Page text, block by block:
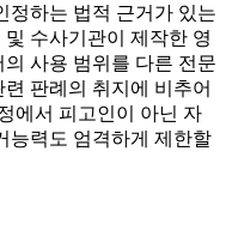
정하는 법적 근거가 있는
수사기관이 제작한 영
사용 범위를 다른 전문
판례의 취지에 비추어
에서 피고인이 아닌 자
능력도 엄격하게 제한할